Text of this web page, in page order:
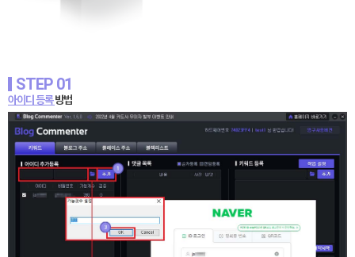
STEP 01
아이디 등록방법